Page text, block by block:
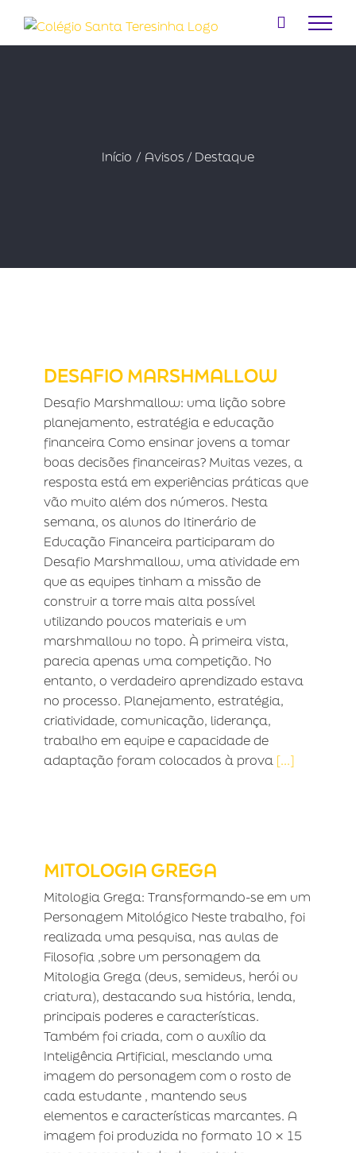
para
o
Início Avisos / Destaque
DESAFIO MARSHMALLOW
Desafio Marshmallow: uma lição sobre
planejamento, estratégia e educação
financeira Como ensinar jovens a tomar
boas decisões financeiras? Muitas vezes, a
resposta está em experiências práticas que
vão muito além dos números. Nesta
semana, os alunos do Itinerário de
Educação Financeira participaram do
Desafio Marshmallow, uma atividade em
que as equipes tinham a missão de
construir a torre mais alta possível
utilizando poucos materiais e um
marshmallow no topo. À primeira vista,
parecia apenas uma competição. No
entanto, o verdadeiro aprendizado estava
no processo. Planejamento, estratégia,
criatividade, comunicação, liderança,
trabalho em equipe e capacidade de
adaptação foram colocados à prova [...]
MITOLOGIA GREGA
Mitologia Grega: Transformando-se em um
Personagem Mitológico Neste trabalho, foi
realizada uma pesquisa, nas aulas de
Filosofia ,sobre um personagem da
Mitologia Grega (deus, semideus, herói ou
criatura), destacando sua história, lenda,
principais poderes e características.
Também foi criada, com o auxílio da
Inteligência Artificial, mesclando uma
imagem do personagem com o rosto de
cada estudante , mantendo seus
elementos e características marcantes. A
imagem foi produzida no formato 10 × 15